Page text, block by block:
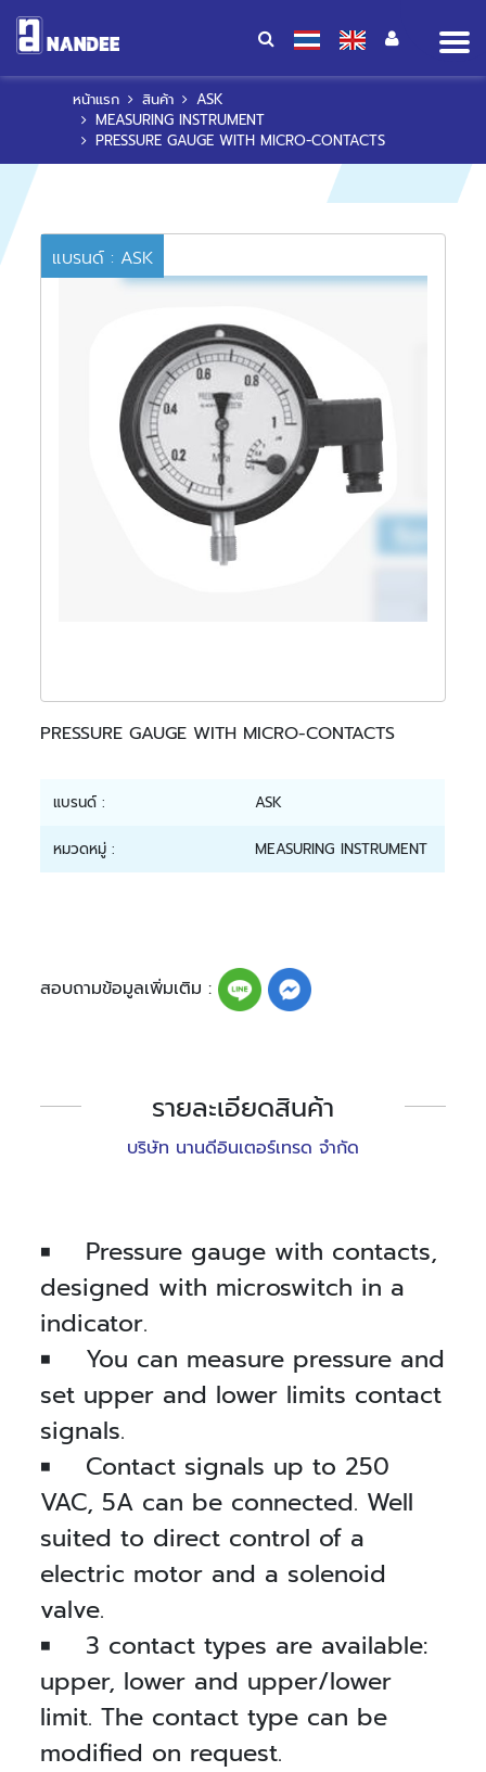
หน้าแรก สินค้า
ASK
MEASURING INSTRUMENT
PRESSURE GAUGE WITH MICRO-CONTACTS
แบรนด์ : ASK
PRESSURE GAUGE WITH MICRO-CONTACTS
แบรนด์ : ASK
หมวดหมู่ : MEASURING INSTRUMENT
สอบถามข้อมูลเพิ่มเติม :
รายละเอียดสินค้า
บริษัท นานดีอินเตอร์เทรด จำกัด
■ Pressure gauge with contacts,
designed with microswitch in a
indicator.
■ You can measure pressure and
set upper and lower limits contact
signals.
■ Contact signals up to 250
VAC, 5A can be connected. Well
suited to direct control of a
electric motor and a solenoid
valve.
■ 3 contact types are available:
upper, lower and upper/lower
limit. The contact type can be
modified on request.